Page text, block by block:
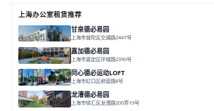
上海办公室租赁推荐
甘泉德必易园
上海市普陀区交通路2447号
嘉加德必易园
上海市嘉定区环城路2390号
同心德必运动LOFT
上海市虹口区柳营路8号
龙漕德必易园
上海市徐汇区龙漕路200弄19号